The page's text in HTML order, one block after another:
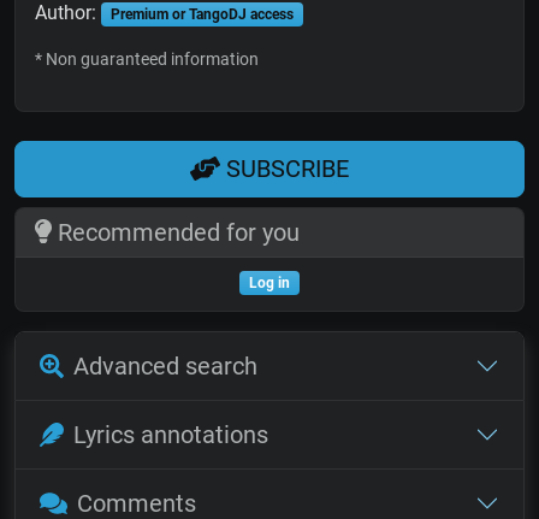
Author: Premium or TangoDJ access
* Non guaranteed information
SUBSCRIBE
Recommended for you
Log in
Advanced search
Lyrics annotations
Comments